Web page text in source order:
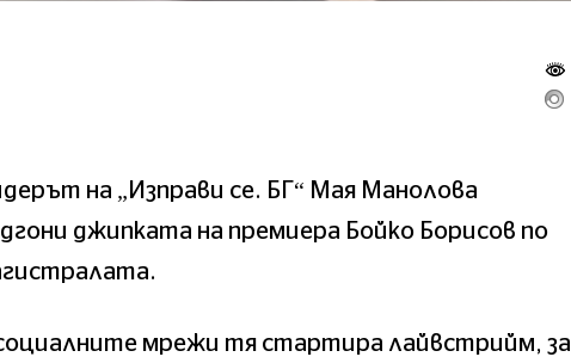
на „Изправи се. БГ“ Мая Манолова
джипката на премиера Бойко Борисов по
мрежи тя стартира лайвстрийм, за